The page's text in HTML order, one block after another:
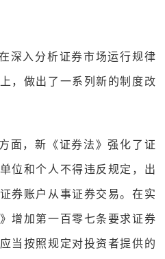
深入分析证券市场运行规律
，做出了一系列新的制度改
面，新《证券法》强化了证
位和个人不得违反规定，出
券账户从事证券交易。在实
增加第一百零七条要求证券
当按照规定对投资者提供的